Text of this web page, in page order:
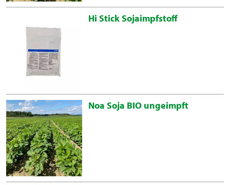
Hi Stick Sojaimpfstoff
Noa Soja BIO ungeimpft